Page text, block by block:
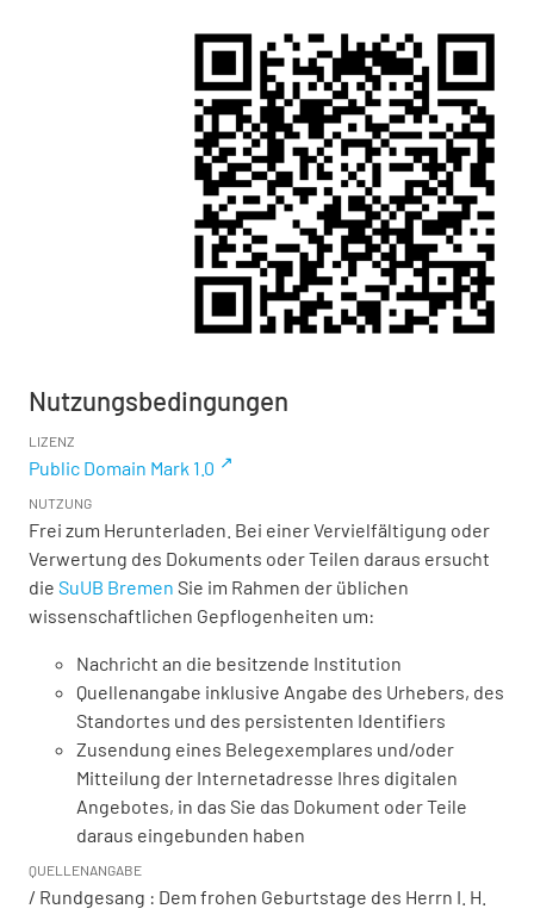
Nutzungsbedingungen
LIZENZ
Public Domain Mark 1.0
NUTZUNG
Frei zum Herunterladen. Bei einer Vervielfältigung oder
Verwertung des Dokuments oder Teilen daraus ersucht
die SuUB Bremen Sie im Rahmen der üblichen
wissenschaftlichen Gepflogenheiten um:
Nachricht an die besitzende Institution
Quellenangabe inklusive Angabe des Urhebers, des
Standortes und des persistenten Identifiers
Zusendung eines Belegexemplares und/oder
Mitteilung der Internetadresse Ihres digitalen
Angebotes, in das Sie das Dokument oder Teile
daraus eingebunden haben
QUELLENANGABE
/ Rundgesang : Dem frohen Geburtstage des Herrn I. H.